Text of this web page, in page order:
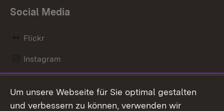
Social Media
Flickr
Instagram
Mastodon
Um unsere Webseite für Sie optimal gestalten
und verbessern zu können, verwenden wir